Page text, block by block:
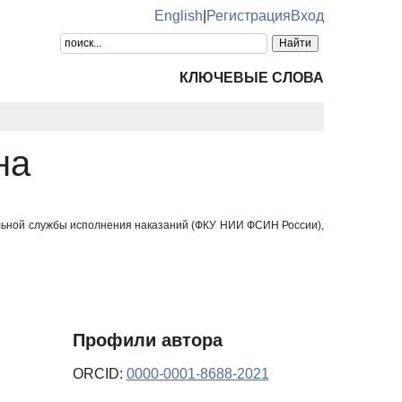
English РегистрацияВход
КЛЮЧЕВЫЕ СЛОВА
службы исполнения наказаний (ФКУ НИИ ФСИН России),
Профили автора
ORCID: 0000-0001-8688-2021